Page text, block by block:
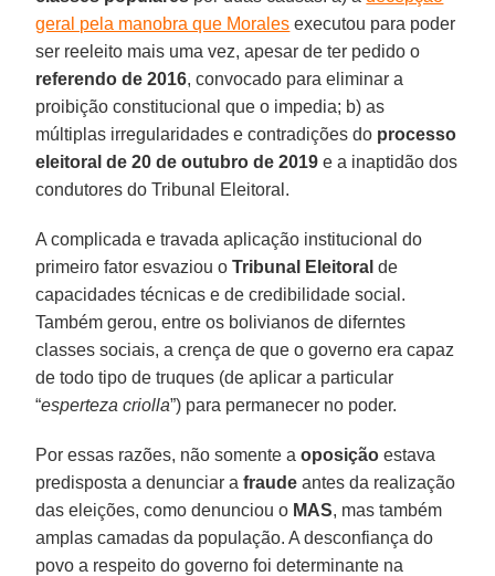
geral pela manobra que Morales executou para poder
ser reeleito mais uma vez, apesar de ter pedido o
referendo de 2016, convocado para eliminar a
proibição constitucional que o impedia; b) as
múltiplas irregularidades e contradições do processo
eleitoral de 20 de outubro de 2019 e a inaptidão dos
condutores do Tribunal Eleitoral.
A complicada e travada aplicação institucional do
primeiro fator esvaziou oTribunal Eleitoral de
capacidades técnicas e de credibilidade social.
Também gerou, entre os bolivianos de diferntes
classes sociais, a crença de que o governo era capaz
de todo tipo de truques (de aplicar a particular
“esperteza criolla”) para permanecer no poder.
Por essas razões, não somente aoposição estava
predisposta a denunciar afraude antes da realização
das eleições, como denunciou o MAS, mas também
amplas camadas da população. A desconfiança do
povo a respeito do governo foi determinante na